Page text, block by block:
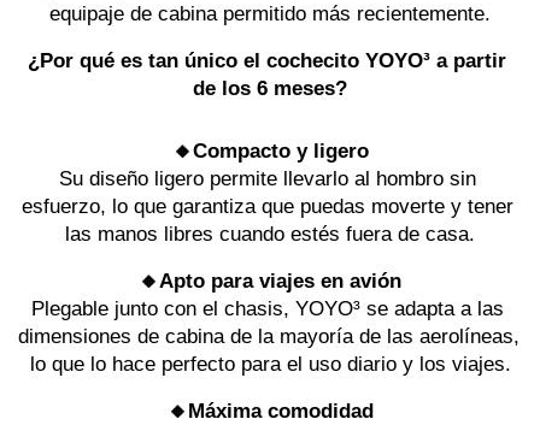
equipaje de cabina permitido más recientemente.
¿Por qué es tan único el cochecito YOYO³ a partir
de los 6 meses?
🔸Compacto y ligero
Su diseño ligero permite llevarlo al hombro sin
esfuerzo, lo que garantiza que puedas moverte y tener
las manos libres cuando estés fuera de casa.
🔸Apto para viajes en avión
Plegable junto con el chasis, YOYO³ se adapta a las
dimensiones de cabina de la mayoría de las aerolíneas,
lo que lo hace perfecto para el uso diario y los viajes.
🔸Máxima comodidad